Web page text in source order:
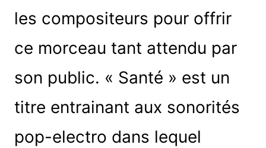
les compositeurs pour offrir
ce morceau tant attendu par
son public. « Santé » est un
titre entrainant aux sonorités
pop-electro dans lequel